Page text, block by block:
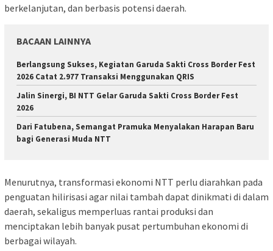
berkelanjutan, dan berbasis potensi daerah.
BACAAN LAINNYA
Berlangsung Sukses, Kegiatan Garuda Sakti Cross Border Fest
2026 Catat 2.977 Transaksi Menggunakan QRIS
Jalin Sinergi, BI NTT Gelar Garuda Sakti Cross Border Fest
2026
Dari Fatubena, Semangat Pramuka Menyalakan Harapan Baru
bagi Generasi Muda NTT
Menurutnya, transformasi ekonomi NTT perlu diarahkan pada
penguatan hilirisasi agar nilai tambah dapat dinikmati di dalam
daerah, sekaligus memperluas rantai produksi dan
menciptakan lebih banyak pusat pertumbuhan ekonomi di
berbagai wilayah.